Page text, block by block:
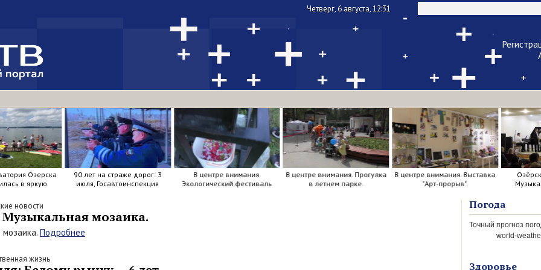
Четверг, 6 августа, 12:31
Чужой
Напомнить
Озерска
в яркую
90 лет на страже дорог: 3
июля, Госавтоинспекция
В центре внимания.
Экологический фестиваль
В центре внимания. Прогулка
в летнем парке.
В центре внимания. Выставка
"Арт-прорыв".
Озёрск
новости
мозаика.
Подробнее
жизнь
Погода
world-
Здоровье